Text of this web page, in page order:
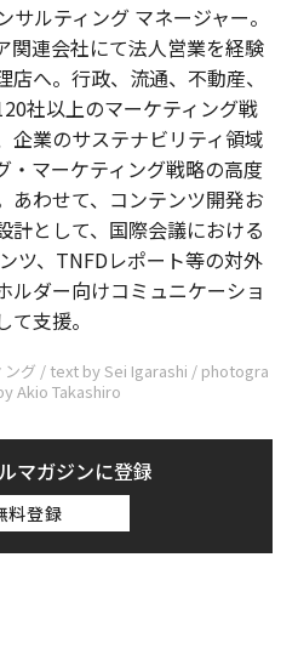
ルティング マネージャー。
関連会社にて法人営業を経験
へ。行政、流通、不動産、
社以上のマーケティング戦
企業のサステナビリティ領域
・マーケティング戦略の高度
あわせて、コンテンツ開発お
計として、国際会議における
ツ、TNFDレポート等の対外
ルダー向けコミュニケーショ
支援。
グ / text by Sei Igarashi / photogra
Akio Takashiro
マガジンに登録
料登録